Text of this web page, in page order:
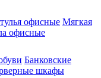
офисные Мягкая
офисные
Банковские
шкафы